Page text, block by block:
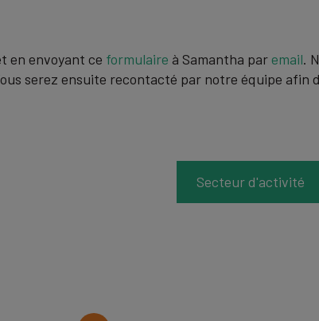
en envoyant ce formulaire à Samantha paremail.
serez ensuite recontacté par notre équipe afin